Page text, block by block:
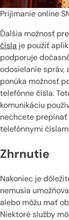
Prijímanie online
Ďalšia možnosť
čísla je použiť
podporuje
odosielanie správ,
ponúka možnosť
telefónne čísla.
komunikáciu
nechcete
telefónnymi
Zhrnutie
Nakoniec je
nemusia
alebo môžu mať
Niektoré služby